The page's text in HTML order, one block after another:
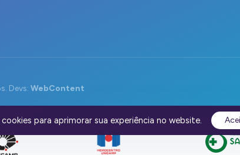
Devs: WebContent
para aprimorar sua experiência no website.